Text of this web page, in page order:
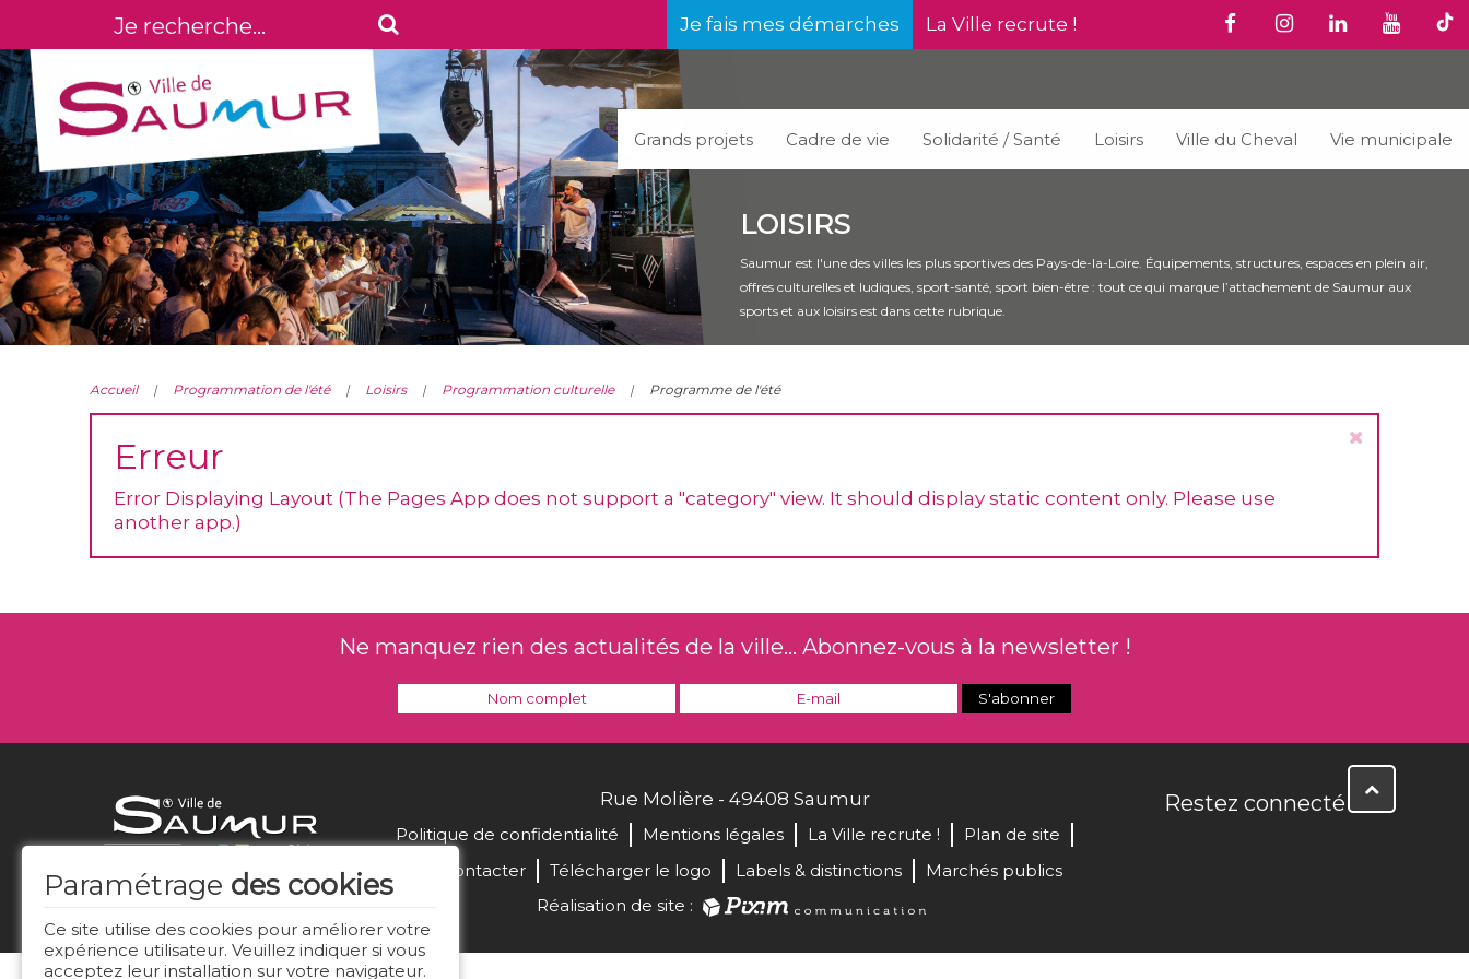
Je fais mes démarches La Ville recrute !
Grands projets Cadre de vie Solidarité / Santé Loisirs Ville du Cheval Vie municipale
LOISIRS
Saumur est l'une des villes les plus sportives des Pays-de-la-Loire. Équipements, structures, espaces en plein air,
offres culturelles et ludiques, sport-santé, sport bien-être : tout ce qui marque l’attachement de Saumur aux
sports et aux loisirs est dans cette rubrique.
Accueil Programmation de l'été Loisirs Programmation culturelle Programme de l'été
Erreur
Error Displaying Layout (The Pages App does not support a "category" view. It should display static content only. Please use
another app.)
Paramétrage des cookies
Ce site utilise des cookies pour améliorer votre
expérience utilisateur. Veuillez indiquer si vous
acceptez leur installation sur votre navigateur.
Ne manquez rien des actualités de la ville... Abonnez-vous à la newsletter !
Rue Molière - 49408 Saumur
Politique de confidentialité Mentions légales La Ville recrute !
Plan de site
Nous contacter
Télécharger le logo Labels & distinctions
Marchés publics
Réalisation de site :
Restez connecté